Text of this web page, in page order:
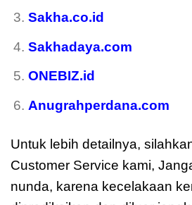
Sakha.co.id
Sakhadaya.com
ONEBIZ.id
Anugrahperdana.com
Untuk lebih detailnya,
Customer Service kami,
nunda, karena kecelakaan